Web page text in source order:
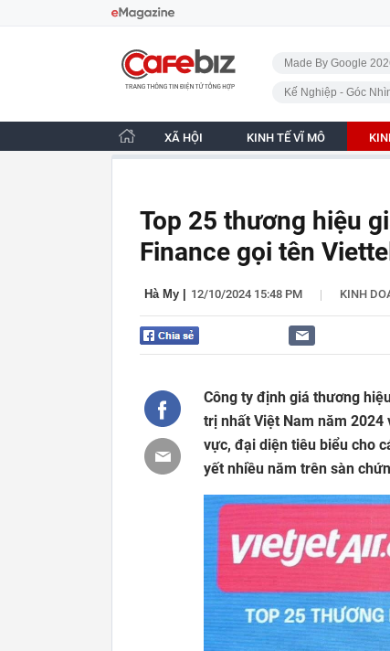
CafeBiz - Trang chủ
Made By Google
Kế Nghiệp - Góc
XÃ HỘI KINH TẾ VĨ MÔ
Top 25 thương hiệu
Finance gọi tên
Hà My 12/10/2024 15:48 PM | KINH
Công ty định giá thương
trị nhất Việt Nam năm
vực, đại diện tiêu biểu cho
yết nhiều năm trên sàn